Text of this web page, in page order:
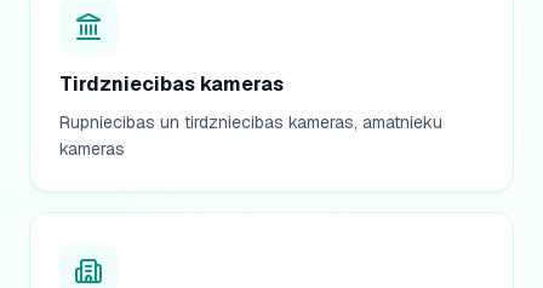
Tirdzniecibas kameras
Rupniecibas un tirdzniecibas kameras, amatnieku
kameras